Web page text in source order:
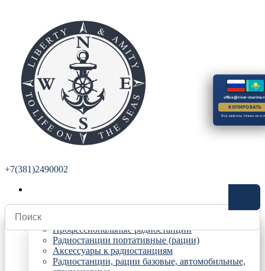
+7(381)2490002
Радиостанции
Профессиональные радиостанции
Радиостанции портативные (рации)
Аксессуары к радиостанциям
Радиостанции, рации базовые, автомобильные,
office@river-
КОПИРОВАТЬ
Все запросы только на e-